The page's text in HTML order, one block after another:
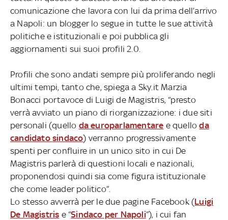
comunicazione che lavora con lui da prima dell’arrivo
a Napoli: un blogger lo segue in tutte le sue attività
politiche e istituzionali e poi pubblica gli
aggiornamenti sui suoi profili 2.0.
Profili che sono andati sempre più proliferando negli
ultimi tempi, tanto che, spiega a Sky.it Marzia
Bonacci portavoce di Luigi de Magistris, “presto
verrà avviato un piano di riorganizzazione: i due siti
personali (quello da europarlamentare e quelloda
candidato sindaco) verranno progressivamente
spenti per confluire in un unico sito in cui De
Magistris parlerà di questioni locali e nazionali,
proponendosi quindi sia come figura istituzionale
che come leader politico”.
Lo stesso avverrà per le due pagine Facebook (Luigi
De Magistris e “Sindaco per Napoli”), i cui fan